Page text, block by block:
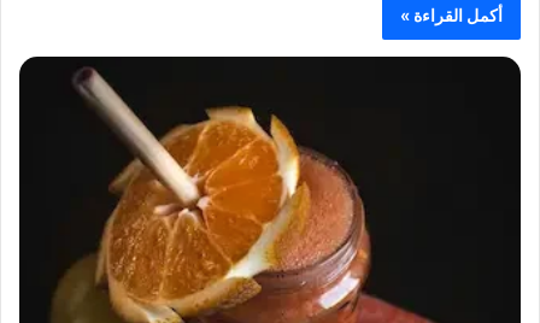
أكمل القراءة »